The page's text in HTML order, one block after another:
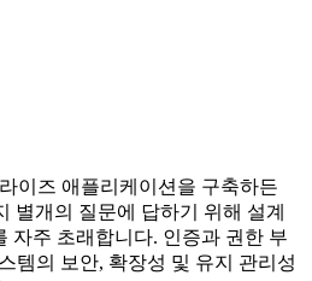
이즈 애플리케이션을 구축하든
별개의 질문에 답하기 위해 설계
자주 초래합니다. 인증과 권한 부
템의 보안, 확장성 및 유지 관리성